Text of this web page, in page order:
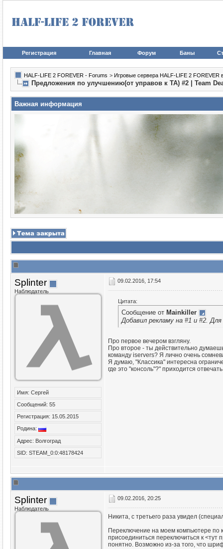
Регистрация Главная Форум Баны
HALF-LIFE 2 FOREVER - Forums > Игровые сервера HALF-LIFE 2 FOREVER
Предложения по улучшению(от управов к ТА) #2 | Team
Важная информация
Splinter
Наблюдатель
Имя: Сергей
Сообщений: 55
Регистрация: 15.05.2015
Родина:
Адрес: Волгоград
SID: STEAM_0:0:48178424
09.02.2016, 17:54
Цитата:
Сообщение от Mainkiller
Добавил рекламу на #1 и #2.
Про первое вечером взгляну.
Про второе - ты действительно
команду iservers? Я лично очень
Я думаю, "Классика" интересна
где это "консоль"?" приходится
Splinter
Наблюдатель
09.02.2016, 20:25
Никита, с третьего раза увидел
Переключение на моем компьютере по
присоединиться переключиться к <тут
понятно. Возможно из-за того, что